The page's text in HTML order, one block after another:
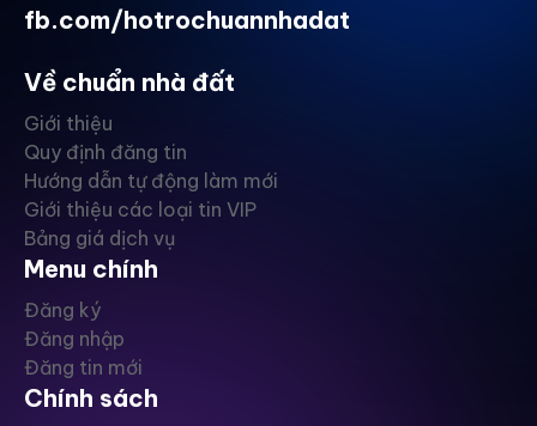
fb.com/hotrochuannhadat
Về chuẩn nhà đất
Giới thiệu
Quy định đăng tin
Hướng dẫn tự động làm mới
Giới thiệu các loại tin VIP
Bảng giá dịch vụ
Menu chính
Đăng ký
Đăng nhập
Đăng tin mới
Chính sách